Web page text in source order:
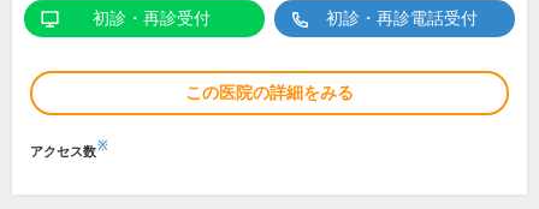
初診・再診受付 初診・再診電話受付
この医院の詳細をみる
アクセス数※